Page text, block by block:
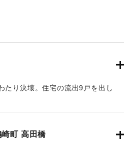
たり決壊。住宅の流出9戸を出し
町 高田橋